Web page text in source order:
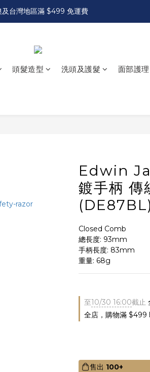
及台灣地區滿 $499 免運費
頭髮造型 洗頭及護髮 面部護理
Edwin
鍍手柄 傳
(DE87BL)
Closed Comb
總長度: 93mm
手柄長度: 83mm
重量: 68g
至10/30 16:00截止
全店，購物滿 $499
售出 100+